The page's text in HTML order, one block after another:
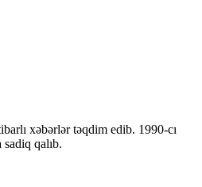
xəbərlər təqdim edib. 1990-cı
qalıb.